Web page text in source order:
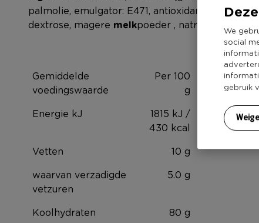
We
social
gebruik
palmolie, emulgator: E471, antioxidant,
dextrose, magere melkpoeder ,
Gemiddelde
voedingswaarde
Per 100
g
Energie kJ
1815 kJ /
430 kcal
Vetten
10 g
waarvan verzadigde
vetzuren
5.0 g
Koolhydraten
80 g